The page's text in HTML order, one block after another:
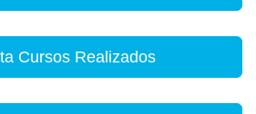
Cursos Realizados